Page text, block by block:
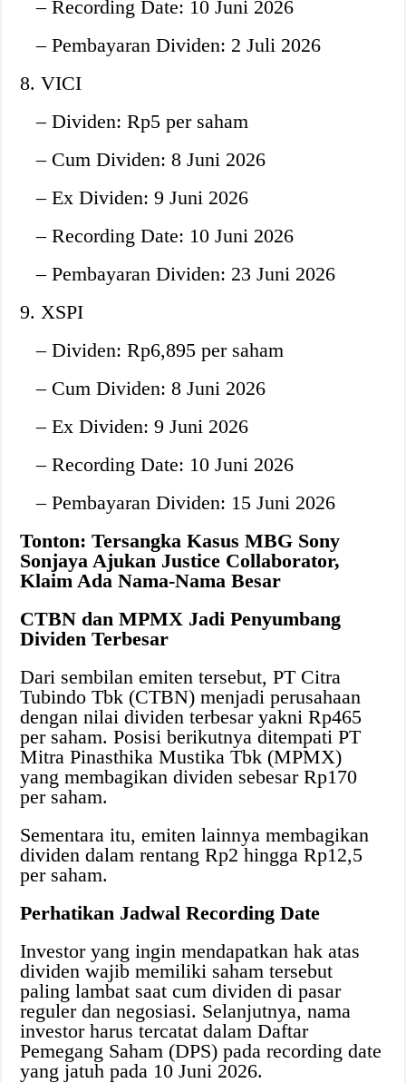
– Recording Date: 10 Juni 2026
– Pembayaran Dividen: 2 Juli 2026
8. VICI
– Dividen: Rp5 per saham
– Cum Dividen: 8 Juni 2026
– Ex Dividen: 9 Juni 2026
– Recording Date: 10 Juni 2026
– Pembayaran Dividen: 23 Juni 2026
9. XSPI
– Dividen: Rp6,895 per saham
– Cum Dividen: 8 Juni 2026
– Ex Dividen: 9 Juni 2026
– Recording Date: 10 Juni 2026
– Pembayaran Dividen: 15 Juni 2026
Tonton: Tersangka Kasus MBG Sony
Sonjaya Ajukan Justice Collaborator,
Klaim Ada Nama-Nama Besar
CTBN dan MPMX Jadi Penyumbang
Dividen Terbesar
Dari sembilan emiten tersebut, PT Citra
Tubindo Tbk (CTBN) menjadi perusahaan
dengan nilai dividen terbesar yakni Rp465
per saham. Posisi berikutnya ditempati PT
Mitra Pinasthika Mustika Tbk (MPMX)
yang membagikan dividen sebesar Rp170
per saham.
Sementara itu, emiten lainnya membagikan
dividen dalam rentang Rp2 hingga Rp12,5
per saham.
Perhatikan Jadwal Recording Date
Investor yang ingin mendapatkan hak atas
dividen wajib memiliki saham tersebut
paling lambat saat cum dividen di pasar
reguler dan negosiasi. Selanjutnya, nama
investor harus tercatat dalam Daftar
Pemegang Saham (DPS) pada recording date
yang jatuh pada 10 Juni 2026.